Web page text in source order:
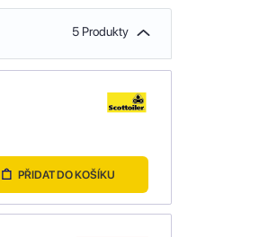
5 Produkty
PŘIDAT DO KOŠÍKU